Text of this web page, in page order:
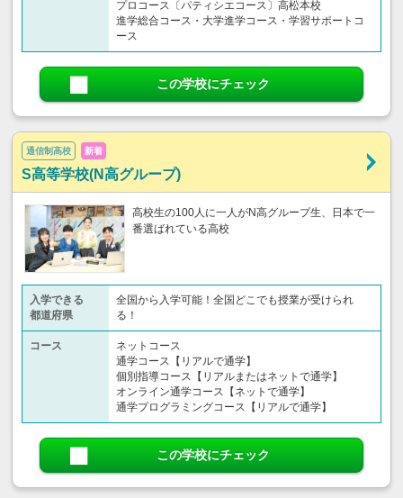
プロコース〔パティシエコース〕高松本校
進学総合コース・大学進学コース・学習サポートコ
ース
この学校にチェック
通信制高校 新着
S高等学校(N高グループ)
高校生の100人に一人がN高グループ生、日本で一
番選ばれている高校
入学できる
都道府県
全国から入学可能！全国どこでも授業が受けられ
る！
コース
ネットコース
通学コース【リアルで通学】
個別指導コース【リアルまたはネットで通学】
オンライン通学コース【ネットで通学】
通学プログラミングコース【リアルで通学】
この学校にチェック